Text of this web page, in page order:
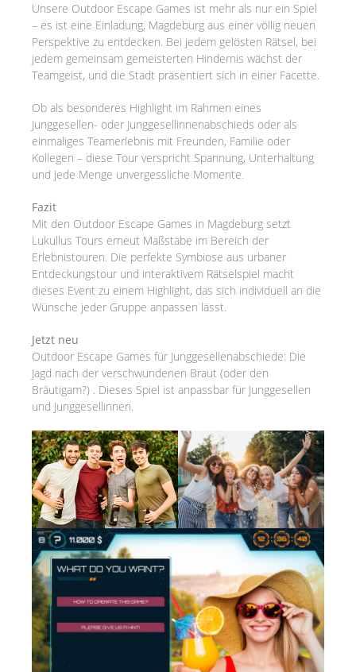
Unsere Outdoor Escape Games ist mehr als nur ein Spiel
– es ist eine Einladung, Magdeburg aus einer völlig neuen
Perspektive zu entdecken. Bei jedem gelösten Rätsel, bei
jedem gemeinsam gemeisterten Hindernis wächst der
Teamgeist, und die Stadt präsentiert sich in einer Facette.
Ob als besonderes Highlight im Rahmen eines
Junggesellen- oder Junggesellinnenabschieds oder als
einmaliges Teamerlebnis mit Freunden, Familie oder
Kollegen – diese Tour verspricht Spannung, Unterhaltung
und jede Menge unvergessliche Momente.
Fazit
Mit den Outdoor Escape Games in Magdeburg setzt
Lukullus Tours erneut Maßstäbe im Bereich der
Erlebnistouren. Die perfekte Symbiose aus urbaner
Entdeckungstour und interaktivem Rätselspiel macht
dieses Event zu einem Highlight, das sich individuell an die
Wünsche jeder Gruppe anpassen lässt.
Jetzt neu
Outdoor Escape Games für Junggesellenabschiede: Die
Jagd nach der verschwundenen Braut (oder den
Bräutigam?) . Dieses Spiel ist anpassbar für Junggesellen
und Junggesellinnen.